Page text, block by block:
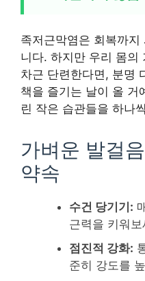
족저근막염은 회복까
니다. 하지만 우리 몸의
차근 단련한다면, 분명
책을 즐기는 날이 올 거
린 작은 습관들을 하나
가벼운 발걸
약속
수건 당기기:
근력을 키워보
점진적 강화:
준히 강도를